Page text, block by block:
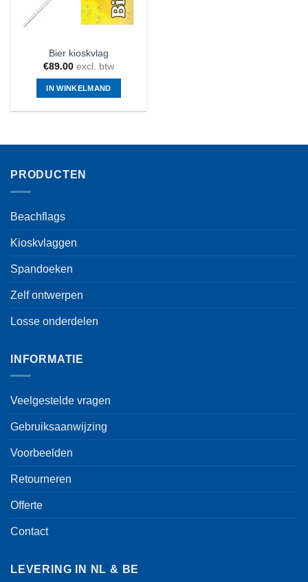
Bier kioskvlag
€89.00 excl. btw
IN WINKELMAND
PRODUCTEN
Beachflags
Kioskvlaggen
Spandoeken
Zelf ontwerpen
Losse onderdelen
INFORMATIE
Veelgestelde vragen
Gebruiksaanwijzing
Voorbeelden
Retourneren
Offerte
Contact
LEVERING IN NL & BE